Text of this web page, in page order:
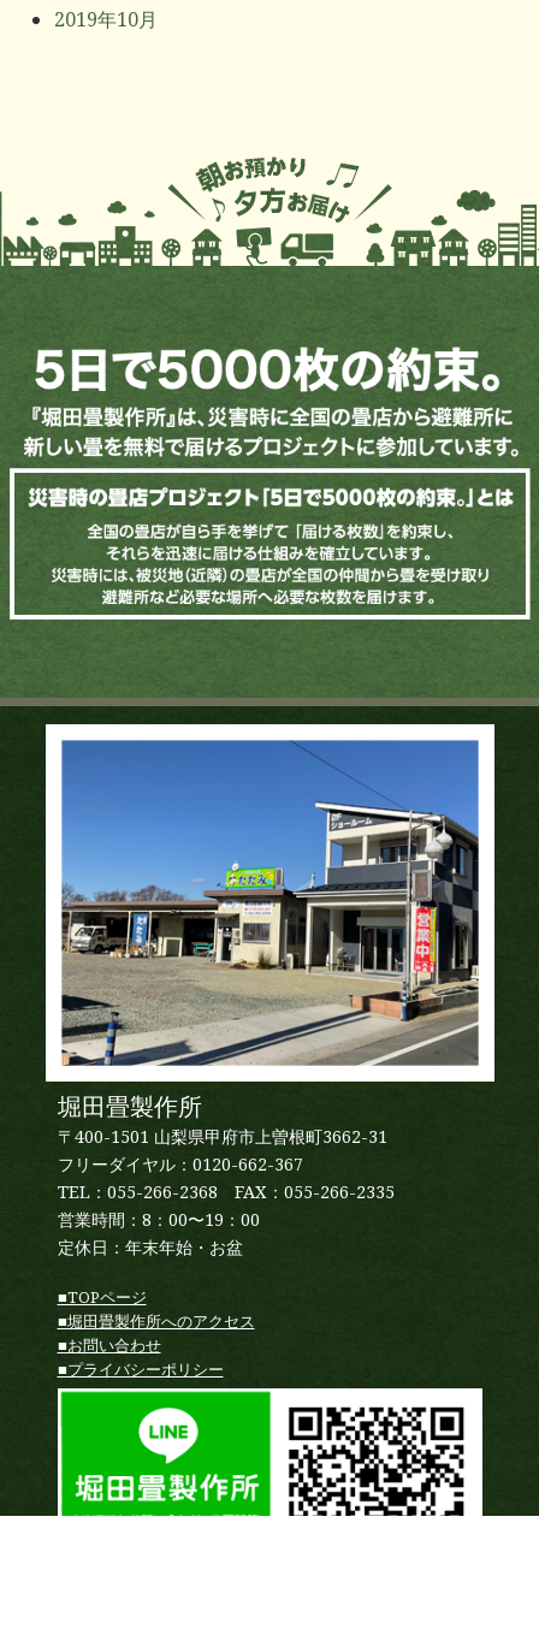
2019年10月
堀田畳製作所
〒400-1501 山梨県甲府市上曽根町3662-31
フリーダイヤル：0120-662-367
TEL：055-266-2368 FAX：055-266-2335
営業時間：8：00〜19：00
定休日：年末年始・お盆
■TOPページ
■堀田畳製作所へのアクセス
■お問い合わせ
■プライバシーポリシー